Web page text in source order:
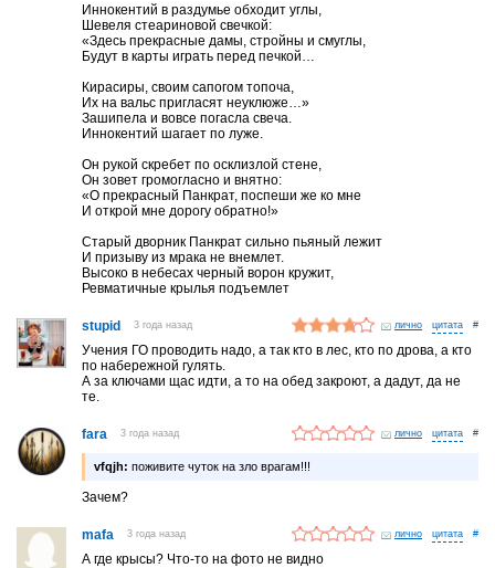
Иннокентий в раздумье обходит углы,
Шевеля стеариновой свечкой:
«Здесь прекрасные дамы, стройны и смуглы,
Будут в карты играть перед печкой…
Кирасиры, своим сапогом топоча,
Их на вальс пригласят неуклюже…»
Зашипела и вовсе погасла свеча.
Иннокентий шагает по луже.
Он рукой скребет по осклизлой стене,
Он зовет громогласно и внятно:
«О прекрасный Панкрат, поспеши же ко мне
И открой мне дорогу обратно!»
Старый дворник Панкрат сильно пьяный лежит
И призыву из мрака не внемлет.
Высоко в небесах черный ворон кружит,
Ревматичные крылья подъемлет
stupid 3 года назад лично #
Учения ГО проводить надо, а так кто в лес, кто по дрова, а кто
по набережной гулять.
А за ключами щас идти, а то на обед закроют, а дадут, да не
те.
fara 3 года назад лично #
vfqjh: поживите чуток на зло врагам!!!
Зачем?
mafa 3 года назад лично #
А где крысы? Что-то на фото не видно